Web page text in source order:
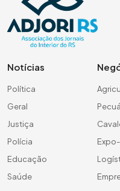
Notícias
Política
Geral
Justiça
Polícia
Educação
Saúde